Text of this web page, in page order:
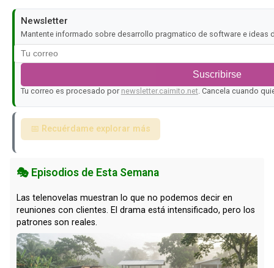
Newsletter
Mantente informado sobre desarrollo pragmatico de software e ideas
Suscribirse
Tu correo es procesado por newsletter.caimito.net. Cancela cuando
📅 Recuérdame explorar más
🎭 Episodios de Esta Semana
Las telenovelas muestran lo que no podemos decir en
reuniones con clientes. El drama está intensificado, pero los
patrones son reales.